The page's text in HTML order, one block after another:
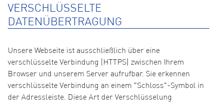
VERSCHLÜSSELTE
DATENÜBERTRAGUNG
Unsere Webseite ist ausschließlich über eine
verschlüsselte Verbindung (HTTPS) zwischen Ihrem
Browser und unserem Server aufrufbar. Sie erkennen
verschlüsselte Verbindung an einem "Schloss"-Symbol in
der Adressleiste. Diese Art der Verschlüsselung